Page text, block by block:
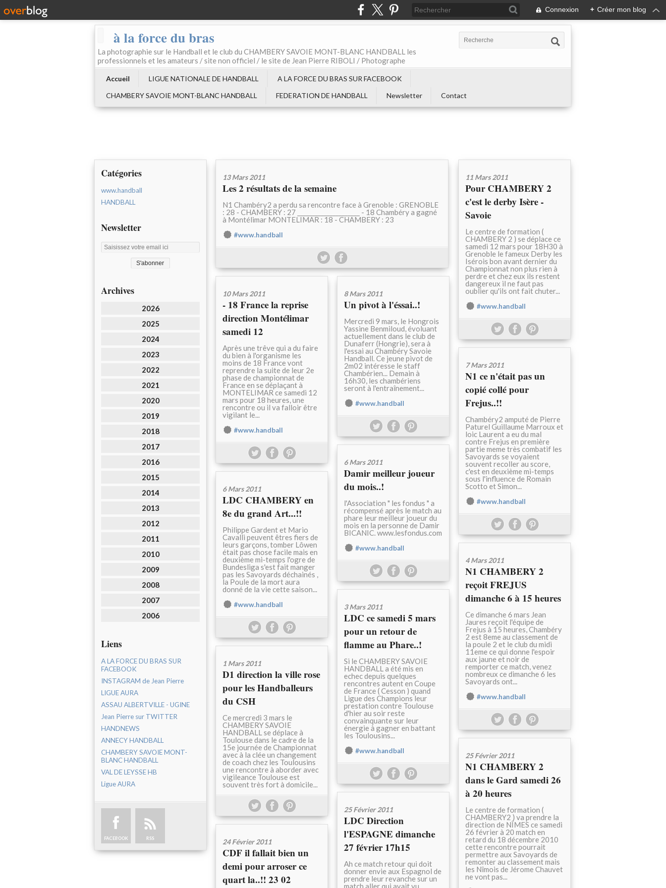
Connexion + Créer mon blog
à la force du bras
La photographie sur le Handball et le club du CHAMBERY SAVOIE MONT-BLANC HANDBALL les
professionnels et les amateurs / site non officiel / le site de Jean Pierre RIBOLI / Photographe
Accueil LIGUE NATIONALE DE HANDBALL
A LA FORCE DU BRAS SUR FACEBOOK
CHAMBERY SAVOIE MONT-BLANC HANDBALL
FEDERATION DE HANDBALL Newsletter Contact
Catégories
www.handball
HANDBALL
Newsletter
Archives
2026
2025
2024
2023
2022
2021
2020
2019
2018
2017
2016
2015
2014
2013
2012
2011
2010
2009
2008
2007
2006
Liens
A LA FORCE DU BRAS SUR
FACEBOOK
INSTAGRAM de Jean Pierre
LIGUE AURA
ASSAU ALBERTVILLE - UGINE
Jean Pierre sur TWITTER
HANDNEWS
ANNECY HANDBALL
CHAMBERY SAVOIE MONT-
BLANC HANDBALL
VAL DE LEYSSE HB
Ligue AURA
FACEBOOK RSS
13 Mars 2011
Les 2 résultats de la semaine
N1 Chambéry2 a perdu sa rencontre face à Grenoble : GRENOBLE
: 28 - CHAMBERY : 27 _____________________ - 18 Chambéry a gagné
à Montélimar MONTELIMAR : 18 - CHAMBERY : 23
#www.handball
11 Mars 2011
Pour CHAMBERY 2
c'est le derby Isère -
Savoie
Le centre de formation (
CHAMBERY 2 ) se déplace ce
samedi 12 mars pour 18H30 à
Grenoble le fameux Derby les
Isérois bon avant dernier du
Championnat non plus rien à
perdre et chez eux ils restent
dangereux il ne faut pas
oublier qu'ils ont fait chuter...
#www.handball
10 Mars 2011
- 18 France la reprise
direction Montélimar
samedi 12
Après une trêve qui a du faire
du bien à l'organisme les
moins de 18 France vont
reprendre la suite de leur 2e
phase de championnat de
France en se déplaçant à
MONTELIMAR ce samedi 12
mars pour 18 heures, une
rencontre ou il va falloir être
vigilant le...
#www.handball
8 Mars 2011
Un pivot à l'éssai..!
Mercredi 9 mars, le Hongrois
Yassine Benmiloud, évoluant
actuellement dans le club de
Dunaferr (Hongrie), sera à
l'essai au Chambéry Savoie
Handball. Ce jeune pivot de
2m02 intéresse le staff
Chambérien... Demain à
16h30, les chambériens
seront à l'entraînement...
#www.handball
7 Mars 2011
N1 ce n'était pas un
copié collé pour
Frejus..!!
Chambéry2 amputé de Pierre
Paturel Guillaume Marroux et
loic Laurent a eu du mal
contre Frejus en première
partie meme très combatif les
Savoyards se voyaient
souvent recoller au score,
c'est en deuxième mi-temps
sous l'influence de Romain
Scotto et Simon...
#www.handball
6 Mars 2011
Damir meilleur joueur
du mois..!
l'Association " les fondus " a
récompensé après le match au
phare leur meilleur joueur du
mois en la personne de Damir
BICANIC. www.lesfondus.com
#www.handball
6 Mars 2011
LDC CHAMBERY en
8e du grand Art...!!
Philippe Gardent et Mario
Cavalli peuvent êtres fiers de
leurs garçons, tomber Lôwen
était pas chose facile mais en
deuxième mi-temps l'ogre de
Bundesliga s'est fait manger
pas les Savoyards déchainés ,
la Poule de la mort aura
donné de la vie cette saison...
#www.handball
4 Mars 2011
N1 CHAMBERY 2
reçoit FREJUS
dimanche 6 à 15 heures
Ce dimanche 6 mars Jean
Jaures reçoit l'équipe de
Frejus à 15 heures, Chambéry
2 est 8eme au classement de
la poule 2 et le club du midi
11eme ce qui donne l'espoir
aux jaune et noir de
remporter ce match, venez
nombreux ce dimanche 6 les
Savoyards ont...
#www.handball
3 Mars 2011
LDC ce samedi 5 mars
pour un retour de
flamme au Phare..!
Si le CHAMBERY SAVOIE
HANDBALL a été mis en
echec depuis quelques
rencontres autent en Coupe
de France ( Cesson ) quand
Ligue des Champions leur
prestation contre Toulouse
d'hier au soir reste
convainquante sur leur
énergie à gagner en battant
les Toulousins...
#www.handball
1 Mars 2011
D1 direction la ville rose
pour les Handballeurs
du CSH
Ce mercredi 3 mars le
CHAMBERY SAVOIE
HANDBALL se déplace à
Toulouse dans le cadre de la
15e journée de Championnat
avec à la clée un changement
de coach chez les Toulousins
une rencontre à aborder avec
vigileance Toulouse est
souvent très fort à domicile...
25 Février 2011
N1 CHAMBERY 2
dans le Gard samedi 26
à 20 heures
Le centre de formation (
CHAMBERY2 ) va prendre la
direction de NÎMES ce samedi
26 février à 20 match en
retard du 18 décembre 2010
cette rencontre pourrait
permettre aux Savoyards de
remonter au classement mais
les Nîmois de Jérome Chauvet
ne vont pas...
25 Février 2011
LDC Direction
l'ESPAGNE dimanche
27 février 17h15
Ah ce match retour qui doit
donner envie aux Espagnol de
prendre leur revanche sur un
match aller qui avait vu
24 Février 2011
CDF il fallait bien un
demi pour arroser ce
quart la..!! 23 02